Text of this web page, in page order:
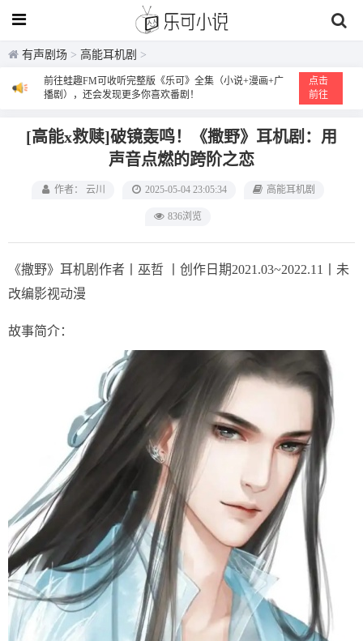
有声剧场 > 高能耳机剧 >
前往蛙趣FM可收听完整版《乐可》全集（小说+漫画+广
播剧），还会发现更多你喜欢番剧！
点击
前往
[高能x救赎]破镜轰鸣！《撒野》耳机剧：用
声音点燃的跨阶之恋
作者： 云川 2025-05-04 23:05:34 高能耳机剧
836浏览
《撒野》耳机剧作者丨巫哲 丨创作日期2021.03~2022.11丨未
改编影视动漫
故事简介：